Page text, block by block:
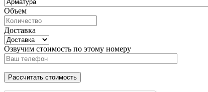
Объем
Доставка
Озвучим стоимость по этому номеру